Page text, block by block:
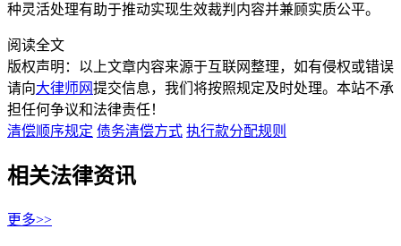
种灵活处理有助于推动实现生效裁判内容并兼顾实质公平。
阅读全文
版权声明：以上文章内容来源于互联网整理，如有侵权或错误
请向大律师网提交信息，我们将按照规定及时处理。本站不承
担任何争议和法律责任！
清偿顺序规定 债务清偿方式 执行款分配规则
相关法律资讯
更多>>